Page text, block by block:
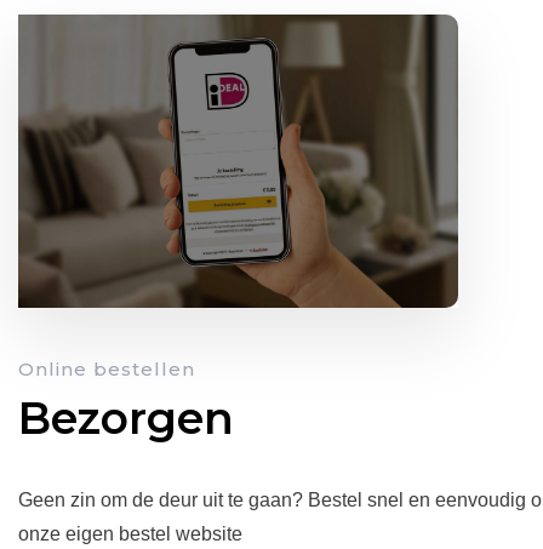
Online bestellen
Bezorgen
Geen zin om de deur uit te gaan? Bestel snel en eenvoudig
onze eigen bestel website